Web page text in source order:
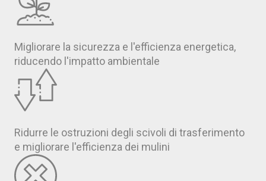
Migliorare la sicurezza e l'efficienza energetica,
riducendo l'impatto ambientale
Ridurre le ostruzioni degli scivoli di trasferimento
e migliorare l'efficienza dei mulini